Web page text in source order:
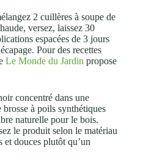
2 cuillères à soupe de
versez, laissez 30
espacées de 3 jours
Pour des recettes
Le Monde du Jardin propose
concentré dans une
à poils synthétiques
naturelle pour le bois.
le produit selon le matériau
et douces plutôt qu’un